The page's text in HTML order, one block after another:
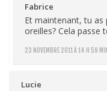
Fabrice
23 NOVEMBRE 2011 À 14 H 59 MIN
Et maintenant, tu as
oreilles? Cela passe
Lucie